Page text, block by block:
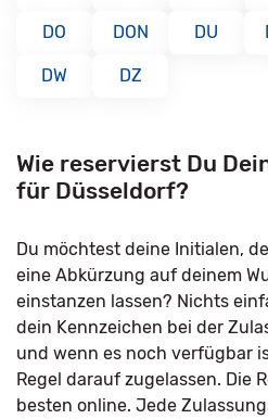
DO DON DU
DW DZ
Wie reservierst Du
für Düsseldorf?
Du möchtest deine Initialen,
eine Abkürzung auf deinem
einstanzen lassen? Nichts
dein Kennzeichen bei der
und wenn es noch verfügbar
Regel darauf zugelassen. Die
besten online. Jede